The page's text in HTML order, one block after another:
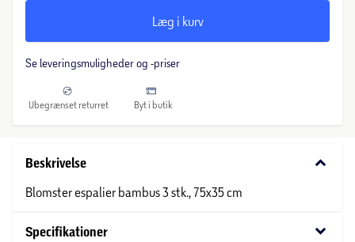
Læg i kurv
Se leveringsmuligheder og -priser
Ubegrænset returret Byt i butik
Beskrivelse keyboard_arrow_down
Blomster espalier bambus 3 stk., 75x35 cm
Specifikationer keyboard_arrow_down